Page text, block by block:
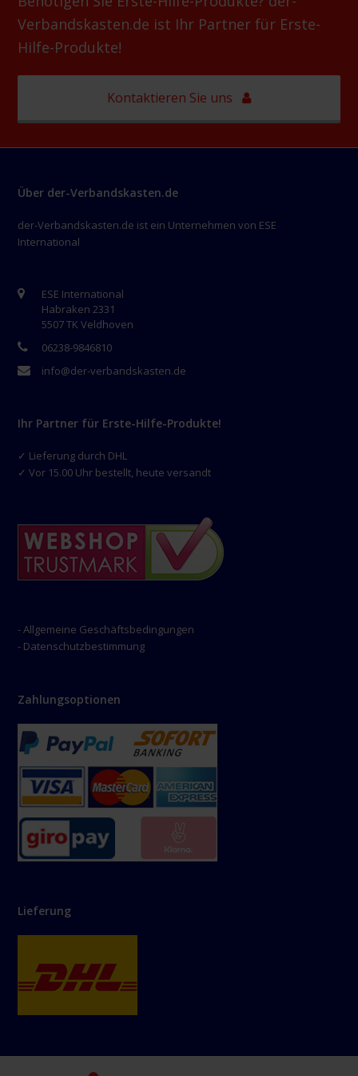
Verbandskasten.de ist Ihr Partner für Erste-
Hilfe-Produkte!
Kontaktieren Sie uns
Über der-Verbandskasten.de
der-Verbandskasten.de ist ein Unternehmen von ESE
International
ESE International
Habraken 2331
5507 TK Veldhoven
06238-9846810
info@der-verbandskasten.de
Ihr Partner für Erste-Hilfe-Produkte!
✓ Lieferung durch DHL
✓ Vor 15.00 Uhr bestellt, heute versandt
- Allgemeine Geschäftsbedingungen
- Datenschutzbestimmung
Zahlungsoptionen
Lieferung